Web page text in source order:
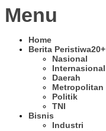
Menu
Home
Berita Peristiwa20+
Nasional
Internasional
Daerah
Metropolitan
Politik
TNI
Bisnis
Industri